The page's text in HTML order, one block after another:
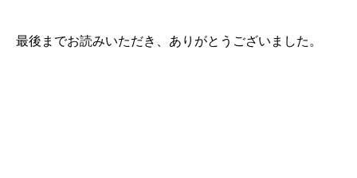
最後までお読みいただき、ありがとうございました。